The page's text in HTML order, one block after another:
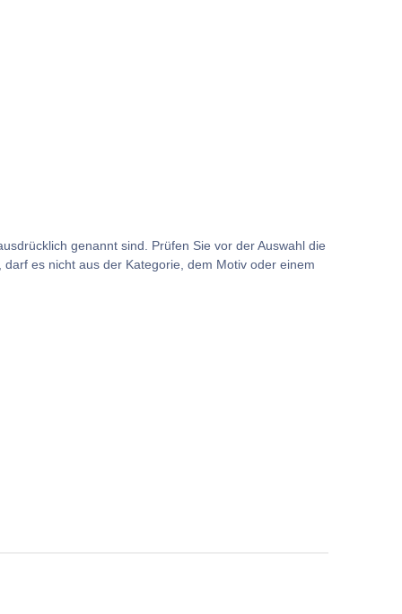
genannt sind. Prüfen Sie vor der Auswahl die
es nicht aus der Kategorie, dem Motiv oder einem